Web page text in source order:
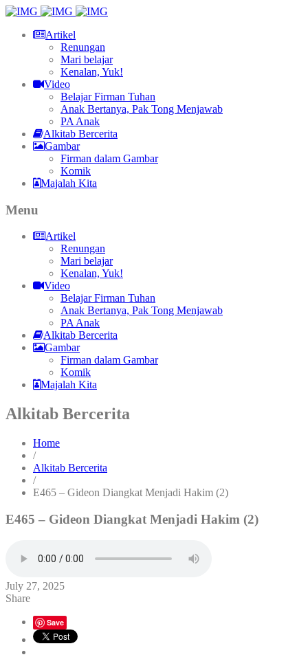
Artikel
Renungan
Mari belajar
Kenalan, Yuk!
Video
Belajar Firman Tuhan
Anak Bertanya, Pak Tong Menjawab
PA Anak
Alkitab Bercerita
Gambar
Firman dalam Gambar
Komik
Majalah Kita
Menu
Artikel
Renungan
Mari belajar
Kenalan, Yuk!
Video
Belajar Firman Tuhan
Anak Bertanya, Pak Tong Menjawab
PA Anak
Alkitab Bercerita
Gambar
Firman dalam Gambar
Komik
Majalah Kita
Alkitab Bercerita
Home
/
Alkitab Bercerita
/
E465 – Gideon Diangkat Menjadi Hakim (2)
E465 – Gideon Diangkat Menjadi Hakim (2)
July 27, 2025
Share
Save